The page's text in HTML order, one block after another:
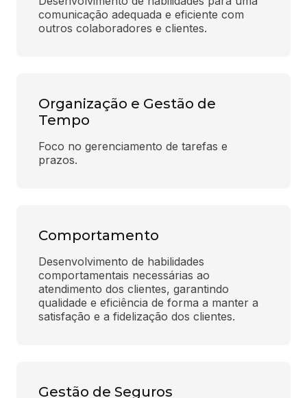
comunicação adequada e eficiente com
outros colaboradores e clientes.
Organização e Gestão de
Tempo
Foco no gerenciamento de tarefas e
prazos.
Comportamento
Desenvolvimento de habilidades
comportamentais necessárias ao
atendimento dos clientes, garantindo
qualidade e eficiência de forma a manter a
satisfação e a fidelização dos clientes.
Gestão de Seguros